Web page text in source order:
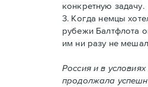
конкретную задачу.
3. Когда немцы
рубежи Балтфлота
им ни разу не
Россия и в
продолжала